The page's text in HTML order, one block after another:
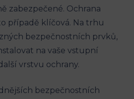
zabezpečené. Ochrana
případě klíčová. Na trhu
bezpečnostních prvků,
na vaše vstupní
vrstvu ochrany.
bezpečnostních